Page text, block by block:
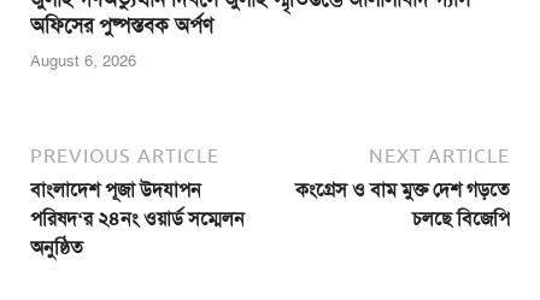
অফিসের পুষ্পস্তবক অর্পণ
August 6, 2026
PREVIOUS ARTICLE
বাংলাদেশ পূজা উদযাপন
পরিষদ‘র ২৪নং ওয়ার্ড সম্মেলন
অনুষ্ঠিত
NEXT ARTICLE
কংগ্রেস ও বাম মুক্ত দেশ গড়তে
চলছে বিজেপি